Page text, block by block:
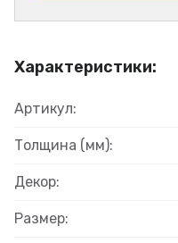
Характеристики:
Артикул:
Толщина (мм):
Декор:
Размер: